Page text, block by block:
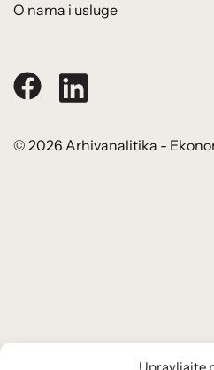
O nama i usluge
© 2026 Arhivanalitika -